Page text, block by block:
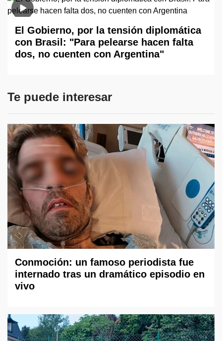
El Gobierno, por la tensión diplomática
con Brasil: "Para pelearse hacen falta
dos, no cuenten con Argentina"
Te puede interesar
Conmoción: un famoso periodista fue
internado tras un dramático episodio en
vivo